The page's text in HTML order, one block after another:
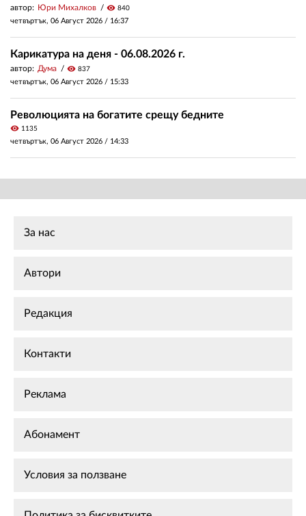
автор: Юри Михалков visibility 840
четвъртък, 06 Август 2026 / 16:37
Карикатура на деня - 06.08.2026 г.
автор: Дума visibility 837
четвъртък, 06 Август 2026 / 15:33
Революцията на богатите срещу бедните
visibility 1135
четвъртък, 06 Август 2026 / 14:33
За нас
Автори
Редакция
Контакти
Реклама
Абонамент
Условия за ползване